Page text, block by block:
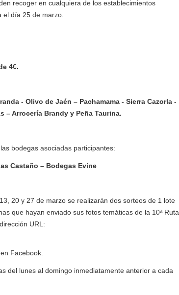
recoger en cualquiera de los establecimientos
día 25 de marzo.
4€.
- Olivo de Jaén – Pachamama - Sierra Cazorla -
– Arrocería Brandy y Peña Taurina.
bodegas asociadas participantes:
Castaño – Bodegas Evine
20 y 27 de marzo se realizarán dos sorteos de 1 lote
que hayan enviado sus fotos temáticas de la 10ª Ruta
URL:
Facebook.
del lunes al domingo inmediatamente anterior a cada